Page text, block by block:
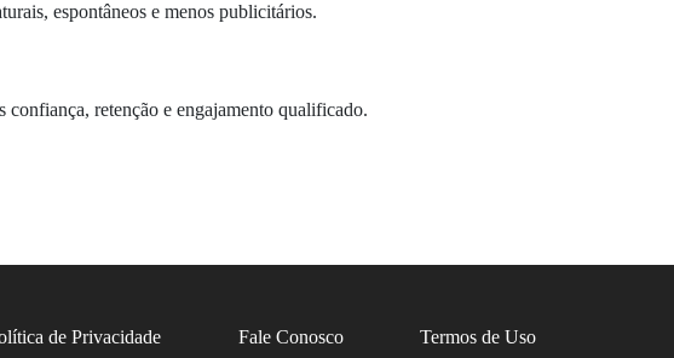
espontâneos e menos publicitários.
confiança, retenção e engajamento qualificado.
de Privacidade Fale Conosco Termos de Uso